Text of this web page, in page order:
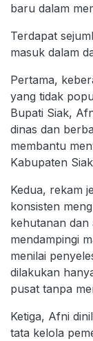
baru dalam
Terdapat
masuk dalam
Pertama,
yang tidak
Bupati Siak,
dinas dan
membantu
Kabupaten
Kedua, rekam
konsisten
kehutanan dan
mendampingi
menilai
dilakukan
pusat tanpa
Ketiga, Afni
tata kelola